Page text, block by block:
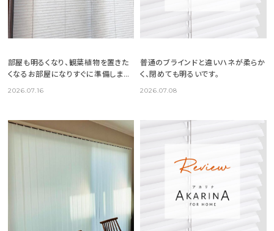
部屋も明るくなり、観葉植物を置きた
くなるお部屋になりすぐに準備しまし
2026.07.16
普通のブラインドと違いハネが柔らか
く、閉めても明るいです。
2026.07.08